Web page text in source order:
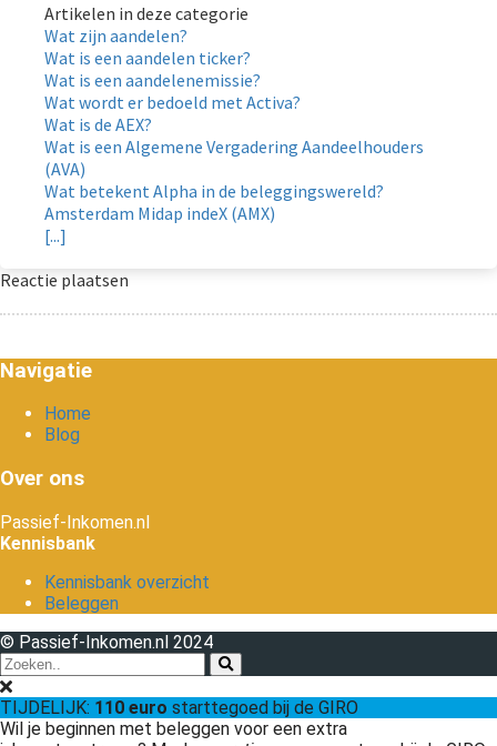
Artikelen in deze categorie
Wat zijn aandelen?
Wat is een aandelen ticker?
Wat is een aandelenemissie?
Wat wordt er bedoeld met Activa?
Wat is de AEX?
Wat is een Algemene Vergadering Aandeelhouders
(AVA)
Wat betekent Alpha in de beleggingswereld?
Amsterdam Midap indeX (AMX)
[...]
Reactie plaatsen
Navigatie
Home
Blog
Over ons
Passief-Inkomen.nl
Kennisbank
Kennisbank overzicht
Beleggen
© Passief-Inkomen.nl 2024
TIJDELIJK: 110 euro starttegoed bij de GIRO
Wil je beginnen met beleggen voor een extra